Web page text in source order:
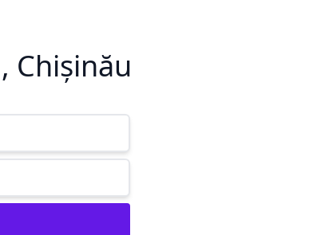
Chișinău